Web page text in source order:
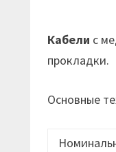
Кабели с
прокладки.
Основные